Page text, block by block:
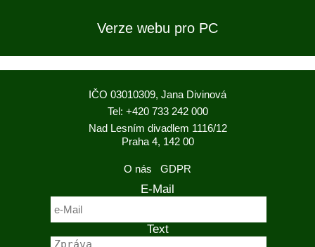
Verze webu pro PC
IČO 03010309, Jana Divinová
Tel: +420 733 242 000
Nad Lesním divadlem 1116/12
Praha 4, 142 00
O nás GDPR
E-Mail
Text